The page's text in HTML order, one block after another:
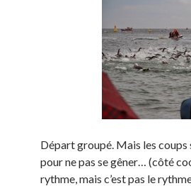
Départ groupé. Mais les
pour ne pas se gêner… (côté
rythme, mais c’est pas le